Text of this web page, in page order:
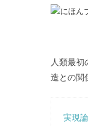
人類最初
造との関
実現